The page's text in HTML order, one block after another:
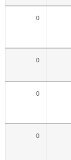
0
0
0
0